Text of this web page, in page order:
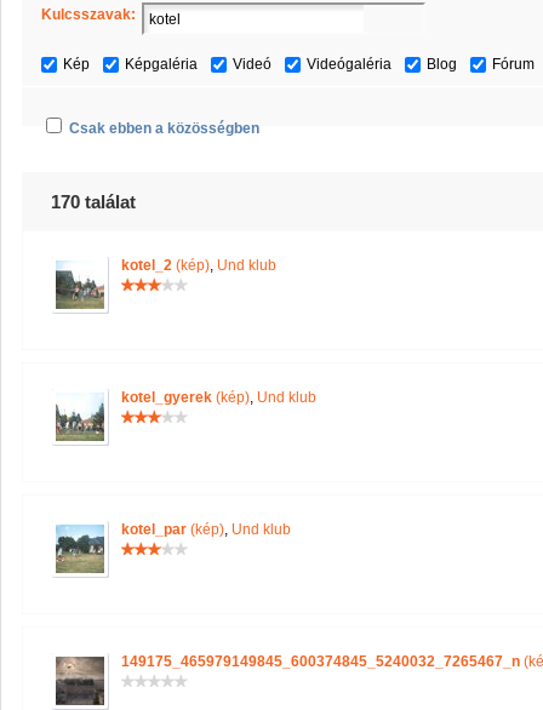
Kulcsszavak:
Kép Képgaléria Videó Videógaléria Blog Fórum
Csak ebben a közösségben
170 találat
kotel_2 (kép), Und klub
kotel_gyerek (kép), Und klub
kotel_par (kép), Und klub
149175_465979149845_600374845_5240032_7265467_n